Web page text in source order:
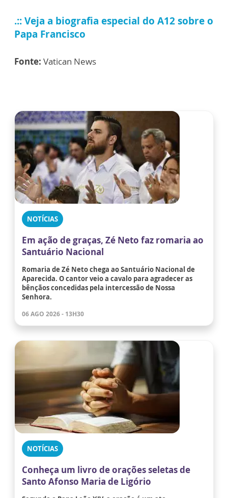
.:: Veja a biografia especial do A12 sobre o
Papa Francisco
Fonte: Vatican News
NOTÍCIAS
Em ação de graças, Zé Neto faz romaria ao
Santuário Nacional
Romaria de Zé Neto chega ao Santuário Nacional de
Aparecida. O cantor veio a cavalo para agradecer as
bênçãos concedidas pela intercessão de Nossa
Senhora.
06 AGO 2026 - 13H30
NOTÍCIAS
Conheça um livro de orações seletas de
Santo Afonso Maria de Ligório